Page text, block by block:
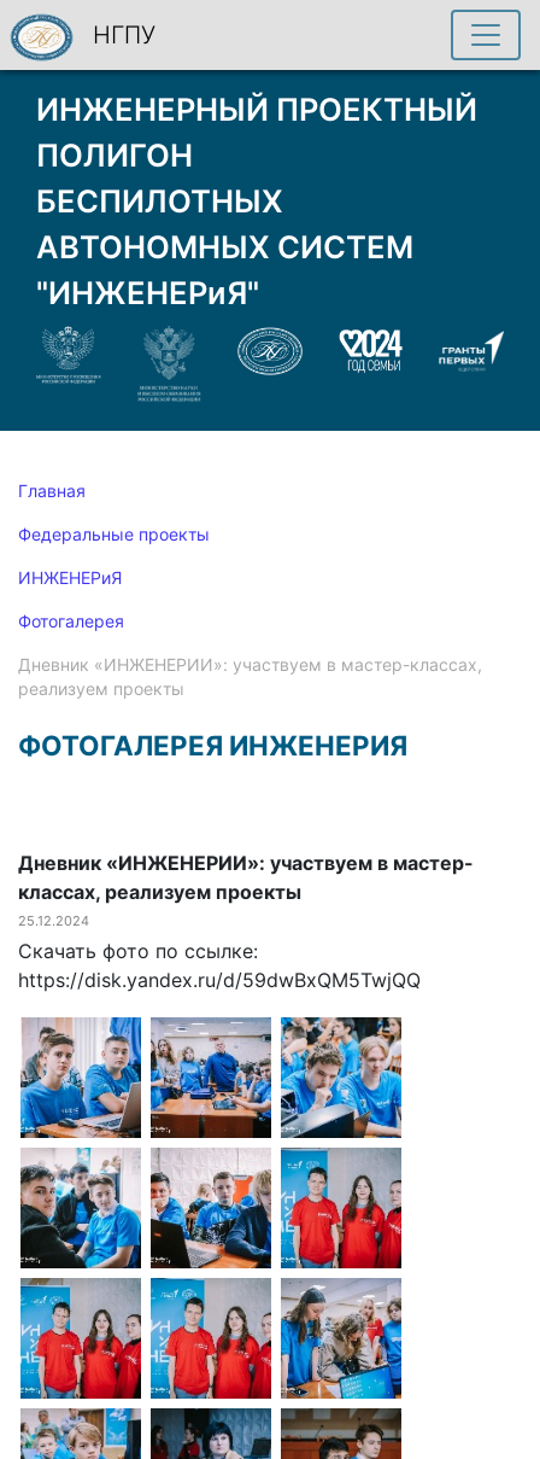
ИНЖЕНЕРНЫЙ ПРОЕКТНЫЙ
ПОЛИГОН
БЕСПИЛОТНЫХ
АВТОНОМНЫХ СИСТЕМ
"ИНЖЕНЕРиЯ"
НГПУ
Главная
Федеральные проекты
ИНЖЕНЕРиЯ
Фотогалерея
Дневник «ИНЖЕНЕРИИ»: участвуем в мастер-классах,
реализуем проекты
ФОТОГАЛЕРЕЯ ИНЖЕНЕРИЯ
Дневник «ИНЖЕНЕРИИ»: участвуем в мастер-
классах, реализуем проекты
25.12.2024
Скачать фото по ссылке:
https://disk.yandex.ru/d/59dwBxQM5TwjQQ